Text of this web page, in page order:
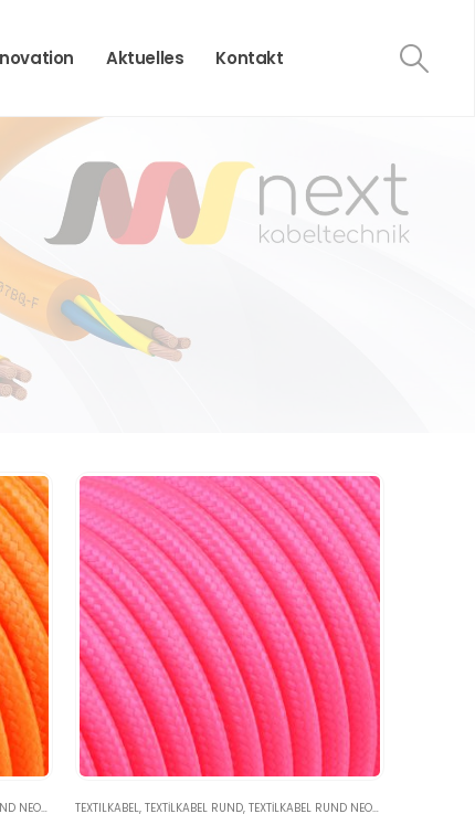
Aktuelles Kontakt
TEXTILKABEL, TEXTILKABEL RUND, TEXTILKABEL RUND NEONFARBEN